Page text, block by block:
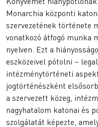
Monarchia központi
szervezetének története
vonatkozó átfogó munka
nyelven. Ezt a
eszközeivel pótolni –
intézménytörténeti
jogtörténészként
a szervezett közeg,
nagyhatalom katonai és
szolgálatát képezte,